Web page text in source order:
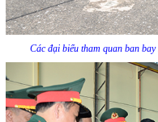
Các đại biểu tham quan ban